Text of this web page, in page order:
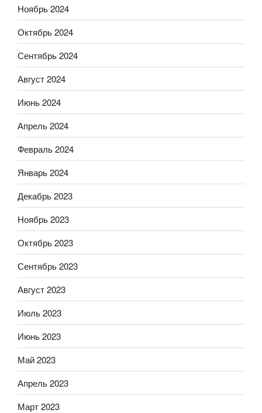
Ноябрь 2024
Октябрь 2024
Сентябрь 2024
Август 2024
Июнь 2024
Апрель 2024
Февраль 2024
Январь 2024
Декабрь 2023
Ноябрь 2023
Октябрь 2023
Сентябрь 2023
Август 2023
Июль 2023
Июнь 2023
Май 2023
Апрель 2023
Март 2023